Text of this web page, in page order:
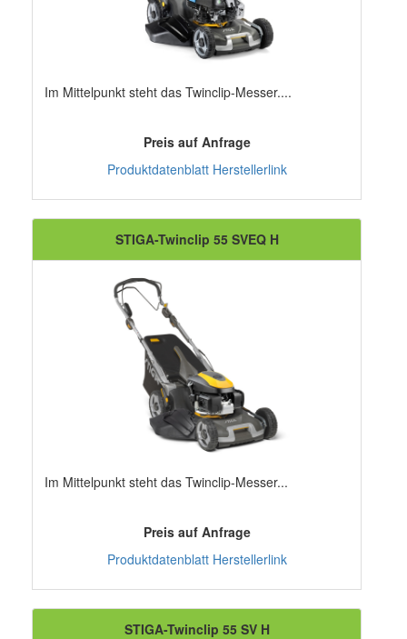
Im Mittelpunkt steht das Twinclip-Messer....
Preis auf Anfrage
Produktdatenblatt Herstellerlink
STIGA-Twinclip 55 SVEQ H
Im Mittelpunkt steht das Twinclip-Messer...
Preis auf Anfrage
Produktdatenblatt Herstellerlink
STIGA-Twinclip 55 SV H